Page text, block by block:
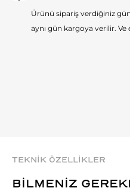
Ürünü sipariş verdiğiniz
aynı gün kargoya verilir.
TEKNİK ÖZELLİKLER
BİLMENİZ